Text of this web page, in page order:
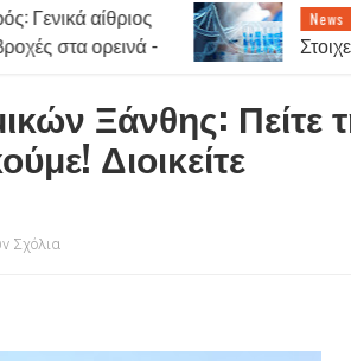
-
News
«Θερίζει» ο
Στοιχεία σοκ: Ένας
Ξάνθης: Πείτε
Διοικείτε
Σχόλια